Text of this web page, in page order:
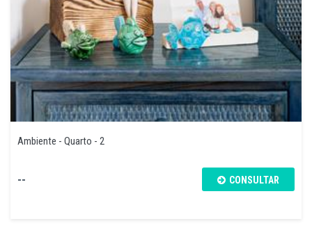
Ambiente - Quarto - 2
-- CONSULTAR